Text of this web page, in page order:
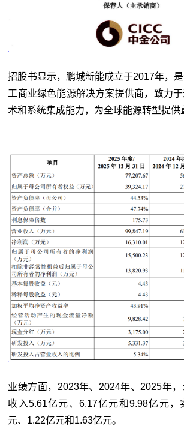
招股书显示，鹏城新能成立于2017年，
工商业绿色能源解决方案提供商，致力
术和系统集成能力，为全球能源转型提供
业绩方面，2023年、2024年、2025年
收入5.61亿元、6.17亿元和9.98亿元，
元、1.22亿元和1.63亿元。